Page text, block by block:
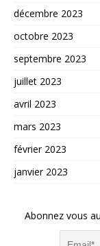
décembre 2023
octobre 2023
septembre 2023
juillet 2023
avril 2023
mars 2023
février 2023
janvier 2023
Abonnez vous